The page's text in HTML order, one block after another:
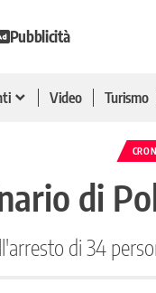
Pubblicità
Video Turismo
di
di 34